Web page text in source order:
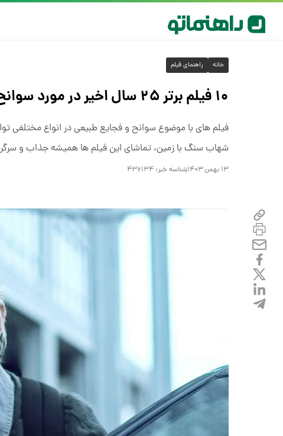
خانه راهنمای فیلم
۱۰ فیلم برتر ۲۵ سال اخیر در مورد سوانح و فجایع طبیعی؛ از The Wave تا Contagion
فیلم های با موضوع سوانح و فجایع طبیعی در انواع مختلفی
شهاب سنگ با زمین، تماشای این فیلم ها همیشه جذاب و
۱۳ بهمن ۱۴۰۳ شناسه خبر: ۴۳۶۱۳۴